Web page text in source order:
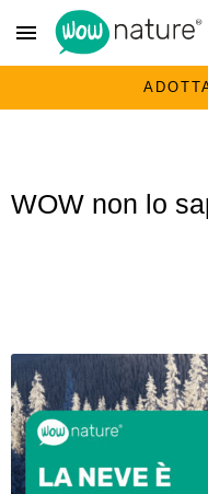
menu
WOW non lo